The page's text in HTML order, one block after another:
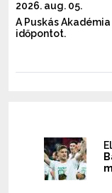
2026. aug. 05.
A Puskás
időpontot.